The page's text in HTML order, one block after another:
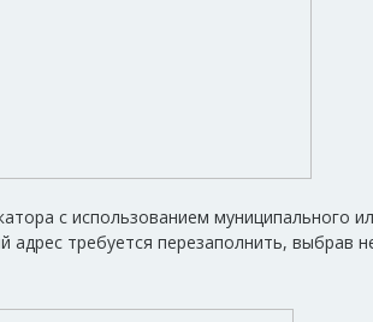
с использованием муниципального
адрес требуется перезаполнить, выбрав